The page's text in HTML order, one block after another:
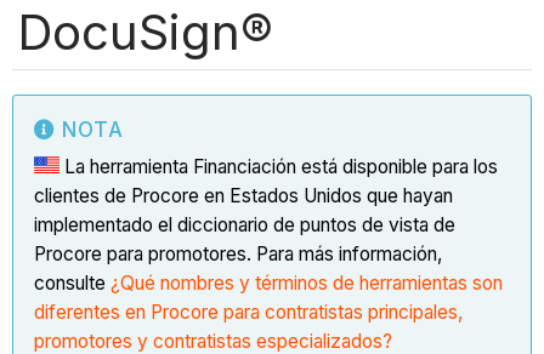
DocuSign®
NOTA
La herramienta Financiación está disponible para los
clientes de Procore en Estados Unidos que hayan
implementado el diccionario de puntos de vista de
Procore para promotores. Para más información,
consulte¿Qué nombres y términos de herramientas son
diferentes en Procore para contratistas principales,
promotores y contratistas especializados?